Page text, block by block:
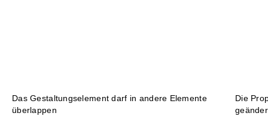
Das Gestaltungselement darf in andere Elemente
überlappen
Die